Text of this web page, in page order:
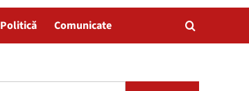
Politică Comunicate